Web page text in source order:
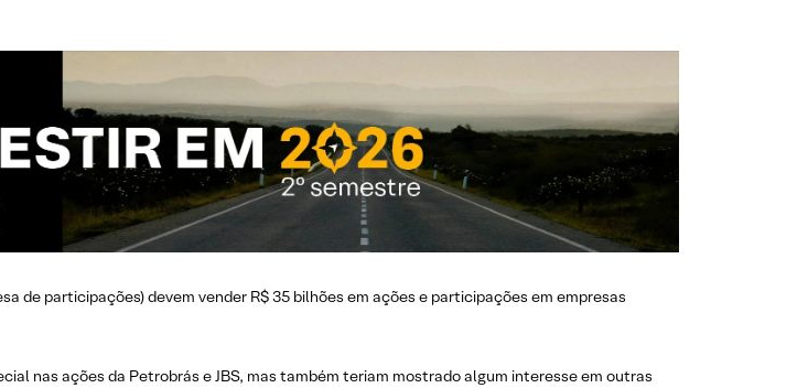
de participações) devem vender R$ 35 bilhões em ações e participações em empresas
nas ações da Petrobrás e JBS, mas também teriam mostrado algum interesse em outras